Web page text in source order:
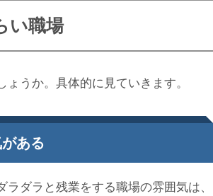
い職場
うか。具体的に見ていきます。
ある
ダラと残業をする職場の雰囲気は、